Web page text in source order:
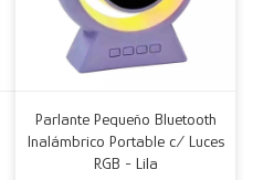
Parlante Pequeño Bluetooth
Inalámbrico Portable c/ Luces
RGB - Lila